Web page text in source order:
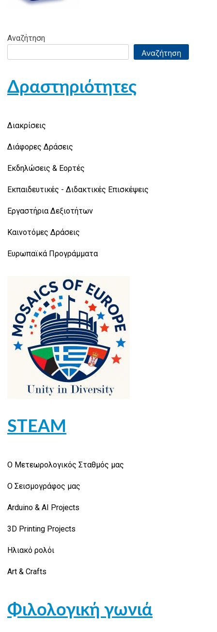
Αναζήτηση
Αναζήτηση
Δραστηριότητες
Διακρίσεις
Διάφορες Δράσεις
Εκδηλώσεις & Εορτές
Εκπαιδευτικές - Διδακτικές Επισκέψεις
Εργαστήρια Δεξιοτήτων
Καινοτόμες Δράσεις
Ευρωπαϊκά Προγράμματα
STEAM
Ο Μετεωρολογικός Σταθμός μας
Ο Σεισμογράφος μας
Arduino & AI Projects
3D Printing Projects
Ηλιακό ρολόι
Art & Crafts
Φιλολογική γωνιά